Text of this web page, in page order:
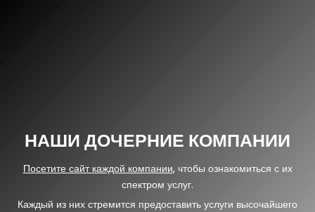
НАШИ ДОЧЕРНИЕ КОМПАНИИ
Посетите сайт каждой компании, чтобы ознакомиться с их
спектром услуг.
Каждый из них стремится предоставить услуги высочайшего